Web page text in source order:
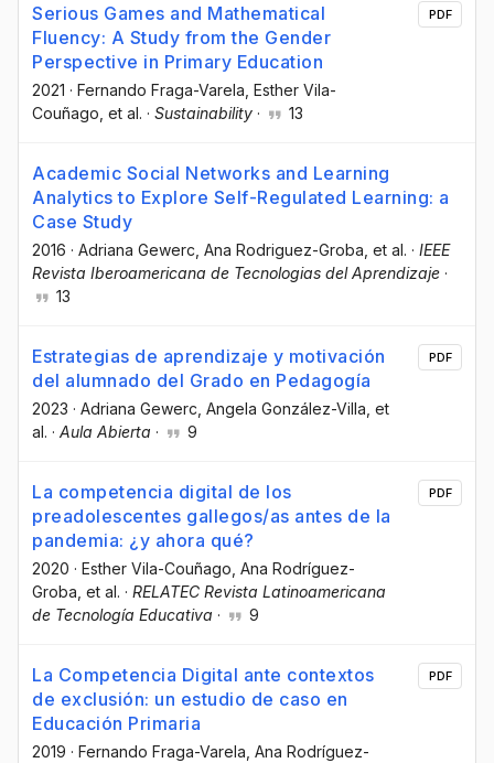
Serious Games and Mathematical
Fluency: A Study from the Gender
Perspective in Primary Education
2021 · Fernando Fraga-Varela , Esther Vila-
Couñago , et al. · Sustainability · 13
PDF
Academic Social Networks and Learning
Analytics to Explore Self-Regulated Learning: a
Case Study
2016 · Adriana Gewerc , Ana Rodriguez-Groba , et al. · IEEE
Revista Iberoamericana de Tecnologias del Aprendizaje ·
13
Estrategias de aprendizaje y motivación
del alumnado del Grado en Pedagogía
2023 · Adriana Gewerc , Angela González-Villa , et
al. · Aula Abierta · 9
PDF
La competencia digital de los
preadolescentes gallegos/as antes de la
pandemia: ¿y ahora qué?
2020 · Esther Vila-Couñago , Ana Rodríguez-
Groba , et al. · RELATEC Revista Latinoamericana
de Tecnología Educativa · 9
PDF
La Competencia Digital ante contextos
de exclusión: un estudio de caso en
Educación Primaria
2019 · Fernando Fraga-Varela , Ana Rodríguez-
PDF